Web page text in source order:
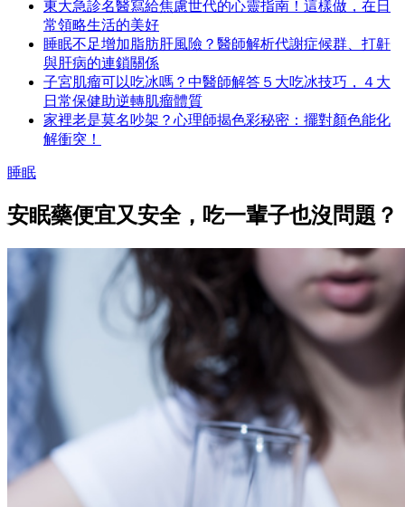
東大急診名醫寫給焦慮世代的心靈指南！這樣做，在日
常領略生活的美好
睡眠不足增加脂肪肝風險？醫師解析代謝症候群、打鼾
與肝病的連鎖關係
子宮肌瘤可以吃冰嗎？中醫師解答５大吃冰技巧，４大
日常保健助逆轉肌瘤體質
家裡老是莫名吵架？心理師揭色彩秘密：擺對顏色能化
解衝突！
睡眠
安眠藥便宜又安全，吃一輩子也沒問題？